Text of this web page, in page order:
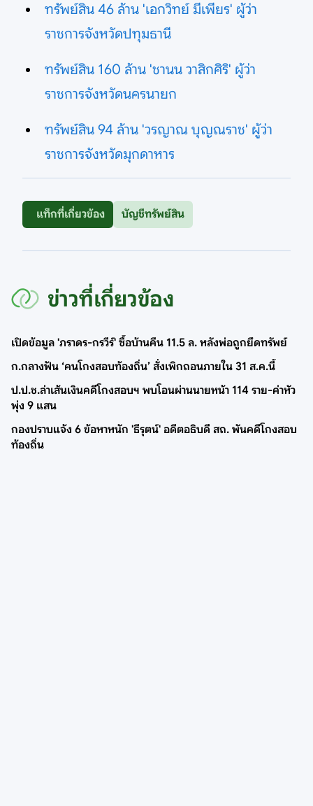
ทรัพย์สิน 46 ล้าน 'เอกวิทย์ มีเพียร' ผู้ว่า
ราชการจังหวัดปทุมธานี
ทรัพย์สิน 160 ล้าน 'ชานน วาสิกศิริ' ผู้ว่า
ราชการจังหวัดนครนายก
ทรัพย์สิน 94 ล้าน 'วรญาณ บุญณราช' ผู้ว่า
ราชการจังหวัดมุกดาหาร
แท็กที่เกี่ยวข้อง บัญชีทรัพย์สิน
ข่าวที่เกี่ยวข้อง
เปิดข้อมูล 'ภราดร-กรวีร์' ซื้อบ้านคืน 11.5 ล. หลังพ่อถูกยึดทรัพย์
ก.กลางฟัน ‘คนโกงสอบท้องถิ่น’ สั่งเพิกถอนภายใน 31 ส.ค.นี้
ป.ป.ช.ล่าเส้นเงินคดีโกงสอบฯ พบโอนผ่านนายหน้า 114 ราย-ค่าหัว
พุ่ง 9 แสน
กองปราบแจ้ง 6 ข้อหาหนัก 'ธีรุตน์' อดีตอธิบดี สถ. พันคดีโกงสอบ
ท้องถิ่น